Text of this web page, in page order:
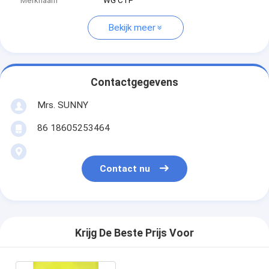
Bekijk meer
Contactgegevens
Mrs. SUNNY
86 18605253464
Contact nu
Krijg De Beste Prijs Voor